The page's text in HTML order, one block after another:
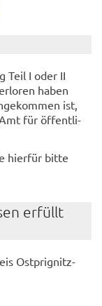
Teil I oder II
haben
ist,
Amt für öf­fent­li­
hier­für bitte
er­füllt
Ostprignitz-​